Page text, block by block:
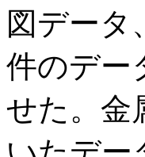
図データ
件のデー
せた。金